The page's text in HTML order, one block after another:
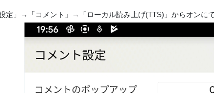
定」→「コメント」→「ローカル読み上げ(TTS)」からオンに